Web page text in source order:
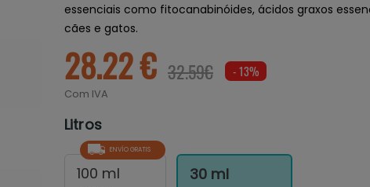
essenciais como fitocanabinóides, ácidos graxos
cães e gatos.
28.22 € 32.59€ - 13%
Com IVA
Litros
ENVÍO GRATIS
100 ml 30 ml